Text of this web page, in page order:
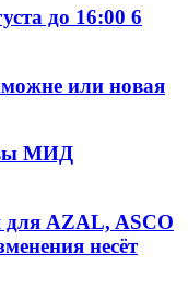
до 16:00 6
или новая
МИД
для AZAL, ASCO
несёт